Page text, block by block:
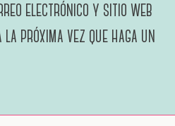
electrónico y sitio web
próxima vez que haga un